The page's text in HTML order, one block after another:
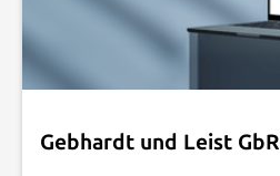
Gebhardt und Leist GbR